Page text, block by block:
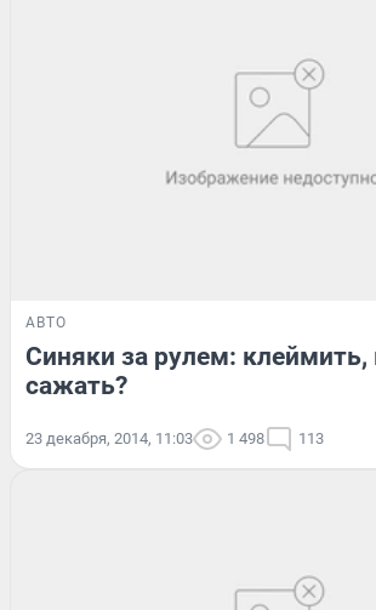
АВТО
Синяки за рулем: клеймить,
сажать?
23 декабря, 2014, 11:03 1 498 113